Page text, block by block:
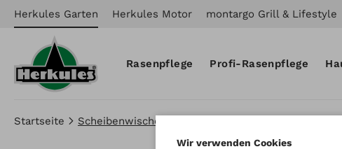
Herkules Garten Herkules Motor montargo Grill & Lifestyle
Rasenpflege Profi-Rasenpflege
Startseite Scheibenwischer für
Wir verwenden Cookies